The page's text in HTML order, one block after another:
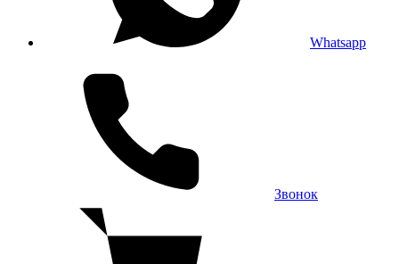
Whatsapp
Звонок